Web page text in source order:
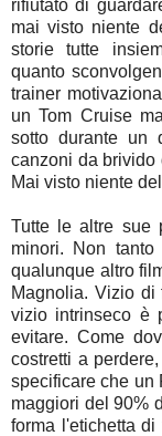
rifiutato di
mai visto niente
storie tutte
quanto
trainer
un Tom Cruise
sotto durante un
canzoni da brivido
Mai visto niente
Tutte le altre sue
minori. Non
qualunque altro
Magnolia. Vizio di
vizio intrinseco è
evitare. Come
costretti a
specificare che un
maggiori del 90%
forma l'etichetta